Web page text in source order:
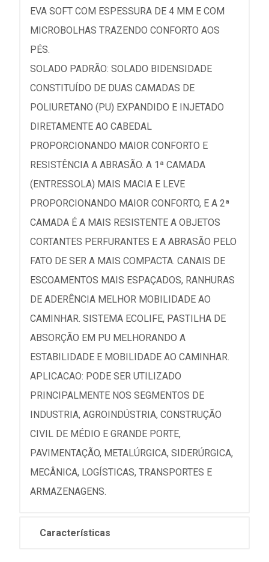
EVA SOFT COM ESPESSURA DE 4 MM E COM
MICROBOLHAS TRAZENDO CONFORTO AOS
PÉS.
SOLADO PADRÃO: SOLADO BIDENSIDADE
CONSTITUÍDO DE DUAS CAMADAS DE
POLIURETANO (PU) EXPANDIDO E INJETADO
DIRETAMENTE AO CABEDAL
PROPORCIONANDO MAIOR CONFORTO E
RESISTÊNCIA A ABRASÃO. A 1ª CAMADA
(ENTRESSOLA) MAIS MACIA E LEVE
PROPORCIONANDO MAIOR CONFORTO, E A 2ª
CAMADA É A MAIS RESISTENTE A OBJETOS
CORTANTES PERFURANTES E A ABRASÃO PELO
FATO DE SER A MAIS COMPACTA. CANAIS DE
ESCOAMENTOS MAIS ESPAÇADOS, RANHURAS
DE ADERÊNCIA MELHOR MOBILIDADE AO
CAMINHAR. SISTEMA ECOLIFE, PASTILHA DE
ABSORÇÃO EM PU MELHORANDO A
ESTABILIDADE E MOBILIDADE AO CAMINHAR.
APLICACAO: PODE SER UTILIZADO
PRINCIPALMENTE NOS SEGMENTOS DE
INDUSTRIA, AGROINDÚSTRIA, CONSTRUÇÃO
CIVIL DE MÉDIO E GRANDE PORTE,
PAVIMENTAÇÃO, METALÚRGICA, SIDERÚRGICA,
MECÂNICA, LOGÍSTICAS, TRANSPORTES E
ARMAZENAGENS.
Características